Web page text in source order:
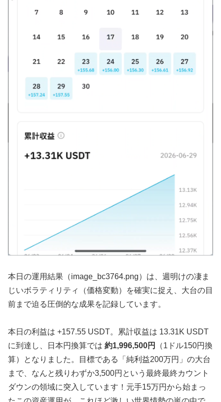
本日の運用結果（image_bc3764.png）は、週明けの凄ま
じいボラティリティ（価格変動）を確実に捉え、大台の目
前まで迫る圧倒的な成果を記録しています。
本日の利益は +157.55 USDT。累計収益は 13.31K USDT
に到達し、日本円換算では 約1,996,500円
（1ドル150円換
算）となりました。目標である「純利益200万円」の大台
まで、なんと残りわずか3,500円という最終最終カウント
ダウンの領域に突入しています！元手15万円から始まっ